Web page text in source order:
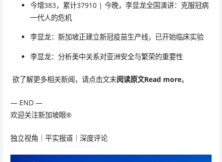
今增383，累计37910 | 今晚，李显龙全国演讲：克服冠病
一代人的危机
李显龙：新加坡正建立新冠疫苗生产线，已开始临床实验
李显龙：分析美中关系对亚洲安全与繁荣的重要性
欲了解更多相关新闻，请点击文末阅读原文Read more。
— END —
欢迎关注新加坡眼®
独立视角｜平实报道｜深度评论